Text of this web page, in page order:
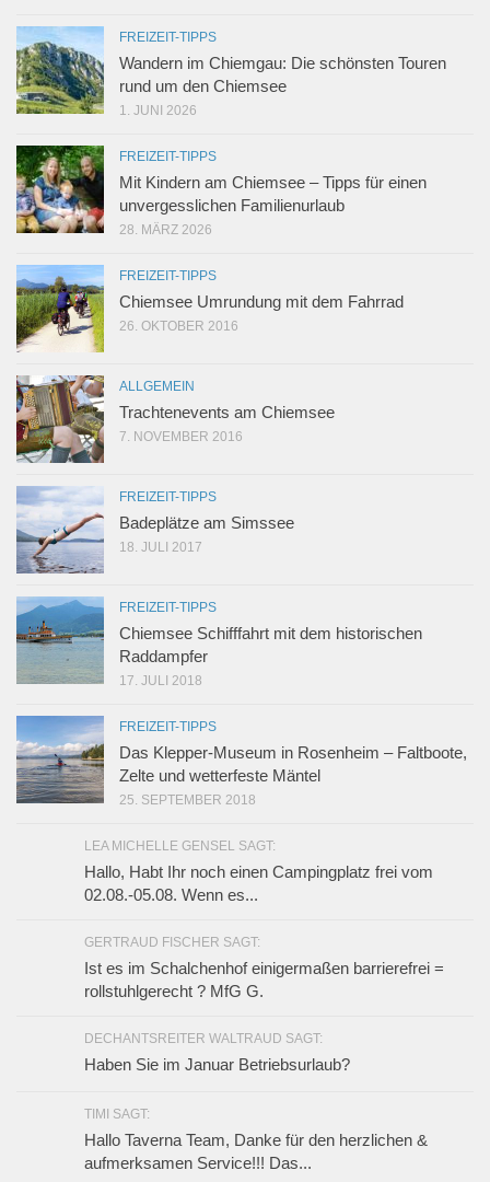
FREIZEIT-TIPPS
Wandern im Chiemgau: Die schönsten Touren
rund um den Chiemsee
1. JUNI 2026
FREIZEIT-TIPPS
Mit Kindern am Chiemsee – Tipps für einen
unvergesslichen Familienurlaub
28. MÄRZ 2026
FREIZEIT-TIPPS
Chiemsee Umrundung mit dem Fahrrad
26. OKTOBER 2016
ALLGEMEIN
Trachtenevents am Chiemsee
7. NOVEMBER 2016
FREIZEIT-TIPPS
Badeplätze am Simssee
18. JULI 2017
FREIZEIT-TIPPS
Chiemsee Schifffahrt mit dem historischen
Raddampfer
17. JULI 2018
FREIZEIT-TIPPS
Das Klepper-Museum in Rosenheim – Faltboote,
Zelte und wetterfeste Mäntel
25. SEPTEMBER 2018
LEA MICHELLE GENSEL SAGT:
Hallo, Habt Ihr noch einen Campingplatz frei vom
02.08.-05.08. Wenn es...
GERTRAUD FISCHER SAGT:
Ist es im Schalchenhof einigermaßen barrierefrei =
rollstuhlgerecht ? MfG G.
DECHANTSREITER WALTRAUD SAGT:
Haben Sie im Januar Betriebsurlaub?
TIMI SAGT:
Hallo Taverna Team, Danke für den herzlichen &
aufmerksamen Service!!! Das...